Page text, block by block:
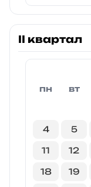
II квартал
пн вт
4 5
11 12
18 19